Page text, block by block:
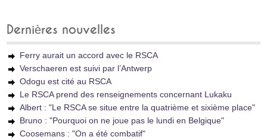
Dernières nouvelles
Ferry aurait un accord avec le RSCA
Verschaeren est suivi par l’Antwerp
Odogu est cité au RSCA
Le RSCA prend des renseignements concernant Lukaku
Albert : "Le RSCA se situe entre la quatrième et sixième place"
Bruno : "Pourquoi on ne joue pas le lundi en Belgique"
Coosemans : "On a été combatif"